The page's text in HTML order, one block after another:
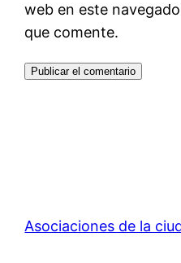
web en este
que comente.
Asociaciones de la